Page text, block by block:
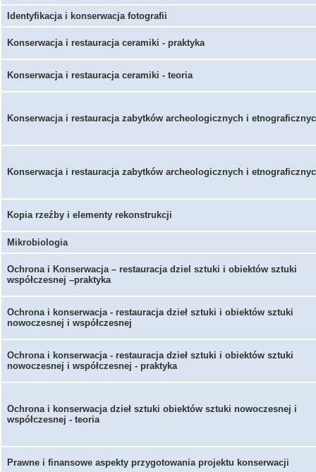
Identyfikacja i konserwacja fotografii
Konserwacja i restauracja ceramiki - praktyka
Konserwacja i restauracja ceramiki - teoria
Konserwacja i restauracja zabytków archeologicznych i
Konserwacja i restauracja zabytków archeologicznych i
Kopia rzeźby i elementy rekonstrukcji
Mikrobiologia
Ochrona i Konserwacja – restauracja dziel sztuki i obiektów sztuki
współczesnej –praktyka
Ochrona i konserwacja - restauracja dzieł sztuki i obiektów sztuki
nowoczesnej i współczesnej
Ochrona i konserwacja - restauracja dzieł sztuki i obiektów sztuki
nowoczesnej i współczesnej - praktyka
Ochrona i konserwacja dzieł sztuki obiektów sztuki nowoczesnej i
współczesnej - teoria
Prawne i finansowe aspekty przygotowania projektu konserwacji